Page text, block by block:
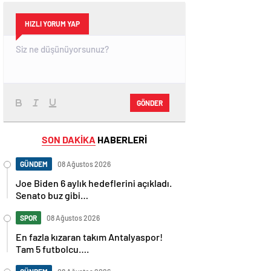
HIZLI YORUM YAP
GÖNDER
SON DAKİKA HABERLERİ
GÜNDEM 08 Ağustos 2026
Joe Biden 6 aylık hedeflerini açıkladı.
Senato buz gibi…
SPOR 08 Ağustos 2026
En fazla kızaran takım Antalyaspor!
Tam 5 futbolcu….